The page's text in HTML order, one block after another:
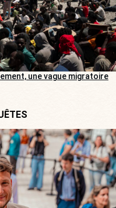
une vague migratoire